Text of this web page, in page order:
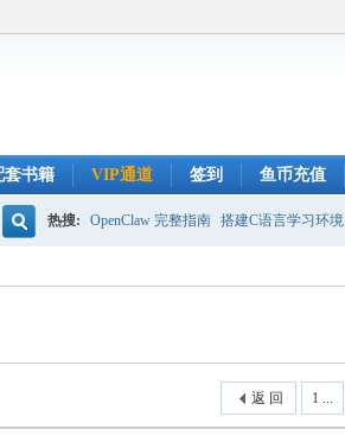
套书籍 VIP通道 签到 鱼币充值
热搜: OpenClaw 完整指南 搭建C语言学习环境
1 ...
返 回